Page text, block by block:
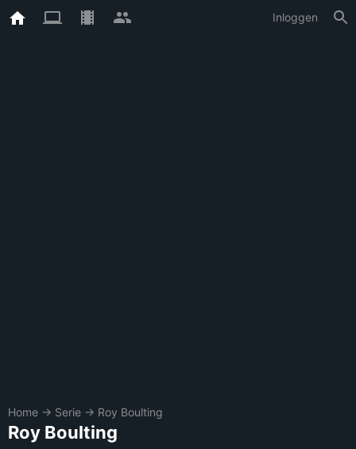
Inloggen
Home → Serie → Roy Boulting
Roy Boulting